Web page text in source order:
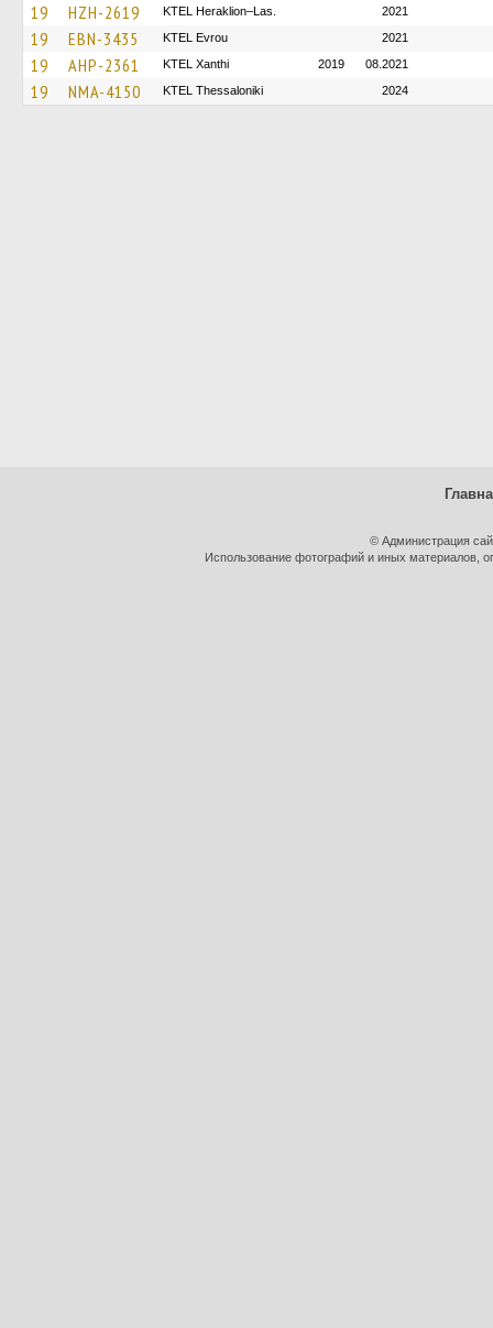
19 HZH-2619 KTEL Heraklion–Las. 2021
19 EBN-3435 KTEL Evrou 2021
19 AHP-2361 KTEL Xanthi 2019 08.2021
19 NMA-4150 KTEL Thessaloniki 2024
© Администрация
Использование фотографий и иных материалов,